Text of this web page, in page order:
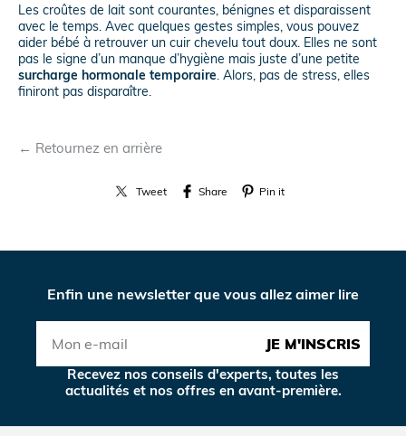
Les croûtes de lait sont courantes, bénignes et disparaissent
avec le temps. Avec quelques gestes simples, vous pouvez
aider bébé à retrouver un cuir chevelu tout doux. Elles ne sont
pas le signe d’un manque d’hygiène mais juste d’une petite
surcharge hormonale temporaire. Alors, pas de stress, elles
finiront pas disparaître.
← Retournez en arrière
Tweet Share Pin it
Enfin une newsletter que vous allez aimer lire
JE M'INSCRIS
Recevez nos conseils d'experts, toutes les
actualités et nos offres en avant-première.